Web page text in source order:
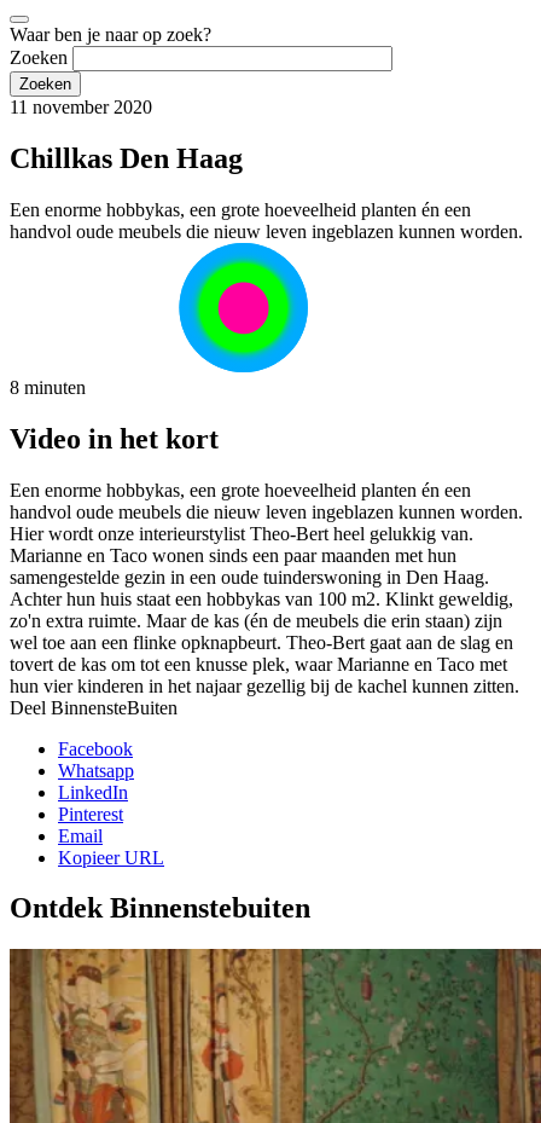
Waar ben je naar op zoek?
Zoeken
11 november 2020
Chillkas Den Haag
Een enorme hobbykas, een grote hoeveelheid planten én een
handvol oude meubels die nieuw leven ingeblazen kunnen worden.
8 minuten
Video in het kort
Een enorme hobbykas, een grote hoeveelheid planten én een
handvol oude meubels die nieuw leven ingeblazen kunnen worden.
Hier wordt onze interieurstylist Theo-Bert heel gelukkig van.
Marianne en Taco wonen sinds een paar maanden met hun
samengestelde gezin in een oude tuinderswoning in Den Haag.
Achter hun huis staat een hobbykas van 100 m2. Klinkt geweldig,
zo'n extra ruimte. Maar de kas (én de meubels die erin staan) zijn
wel toe aan een flinke opknapbeurt. Theo-Bert gaat aan de slag en
tovert de kas om tot een knusse plek, waar Marianne en Taco met
hun vier kinderen in het najaar gezellig bij de kachel kunnen zitten.
Deel BinnensteBuiten
Facebook
Whatsapp
LinkedIn
Pinterest
Email
Kopieer URL
Ontdek Binnenstebuiten